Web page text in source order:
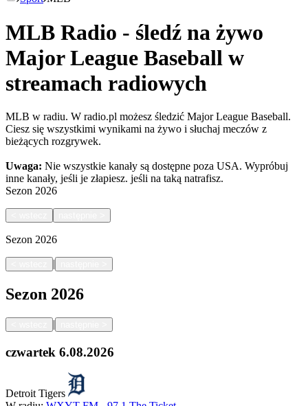
MLB Radio - śledź na żywo
Major League Baseball w
streamach radiowych
MLB w radiu. W radio.pl możesz śledzić Major League Baseball.
Ciesz się wszystkimi wynikami na żywo i słuchaj meczów z
bieżących rozgrywek.
Uwaga: Nie wszystkie kanały są dostępne poza USA. Wypróbuj
inne kanały, jeśli je złapiesz. jeśli na taką natrafisz.
Sezon 2026
Sezon 2026
|
Sezon 2026
|
czwartek 6.08.2026
Detroit Tigers